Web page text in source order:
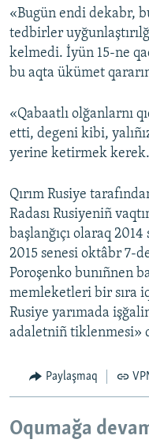
«Bugün endi dekabr,
tedbirler
kelmedi. İyün 15-ne
bu aqta ükümet
«Qabaatlı olğanlarnı
etti, degeni kibi,
yerine ketirmek kerek.
Qırım Rusiye
Radası Rusiyeniñ
başlanğıçı olaraq
2015 senesi oktâbr 7-
Poroşenko bunıñnen
memleketleri bir sıra
Rusiye yarımada
adaletniñ tiklenmesi»
Paylaşmaq
Oqumağa